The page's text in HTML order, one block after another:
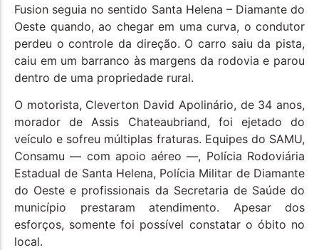
Fusion seguia no sentido Santa Helena – Diamante do
Oeste quando, ao chegar em uma curva, o condutor
perdeu o controle da direção. O carro saiu da pista,
caiu em um barranco às margens da rodovia e parou
dentro de uma propriedade rural.
O motorista, Cleverton David Apolinário, de 34 anos,
morador de Assis Chateaubriand, foi ejetado do
veículo e sofreu múltiplas fraturas. Equipes do SAMU,
Consamu — com apoio aéreo —, Polícia Rodoviária
Estadual de Santa Helena, Polícia Militar de Diamante
do Oeste e profissionais da Secretaria de Saúde do
município prestaram atendimento. Apesar dos
esforços, somente foi possível constatar o óbito no
local.